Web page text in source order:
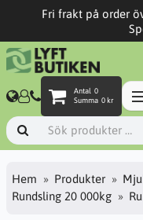
Fri frakt på order
Antal 0
Summa 0 kr
Hem Produkter
Rundsling 20 000kg